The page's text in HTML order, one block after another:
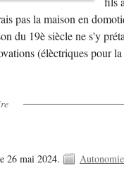
pas la maison en
du 19è siècle ne s'y
(élèctriques
26 mai 2024. Autonomie